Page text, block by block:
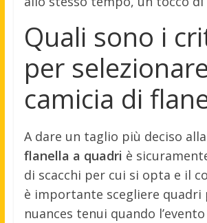
Quali sono i
per
camicia di
A dare un taglio più deciso alla
flanella a quadri è
di scacchi per cui si opta e il
è importante scegliere quadri
nuances tenui quando